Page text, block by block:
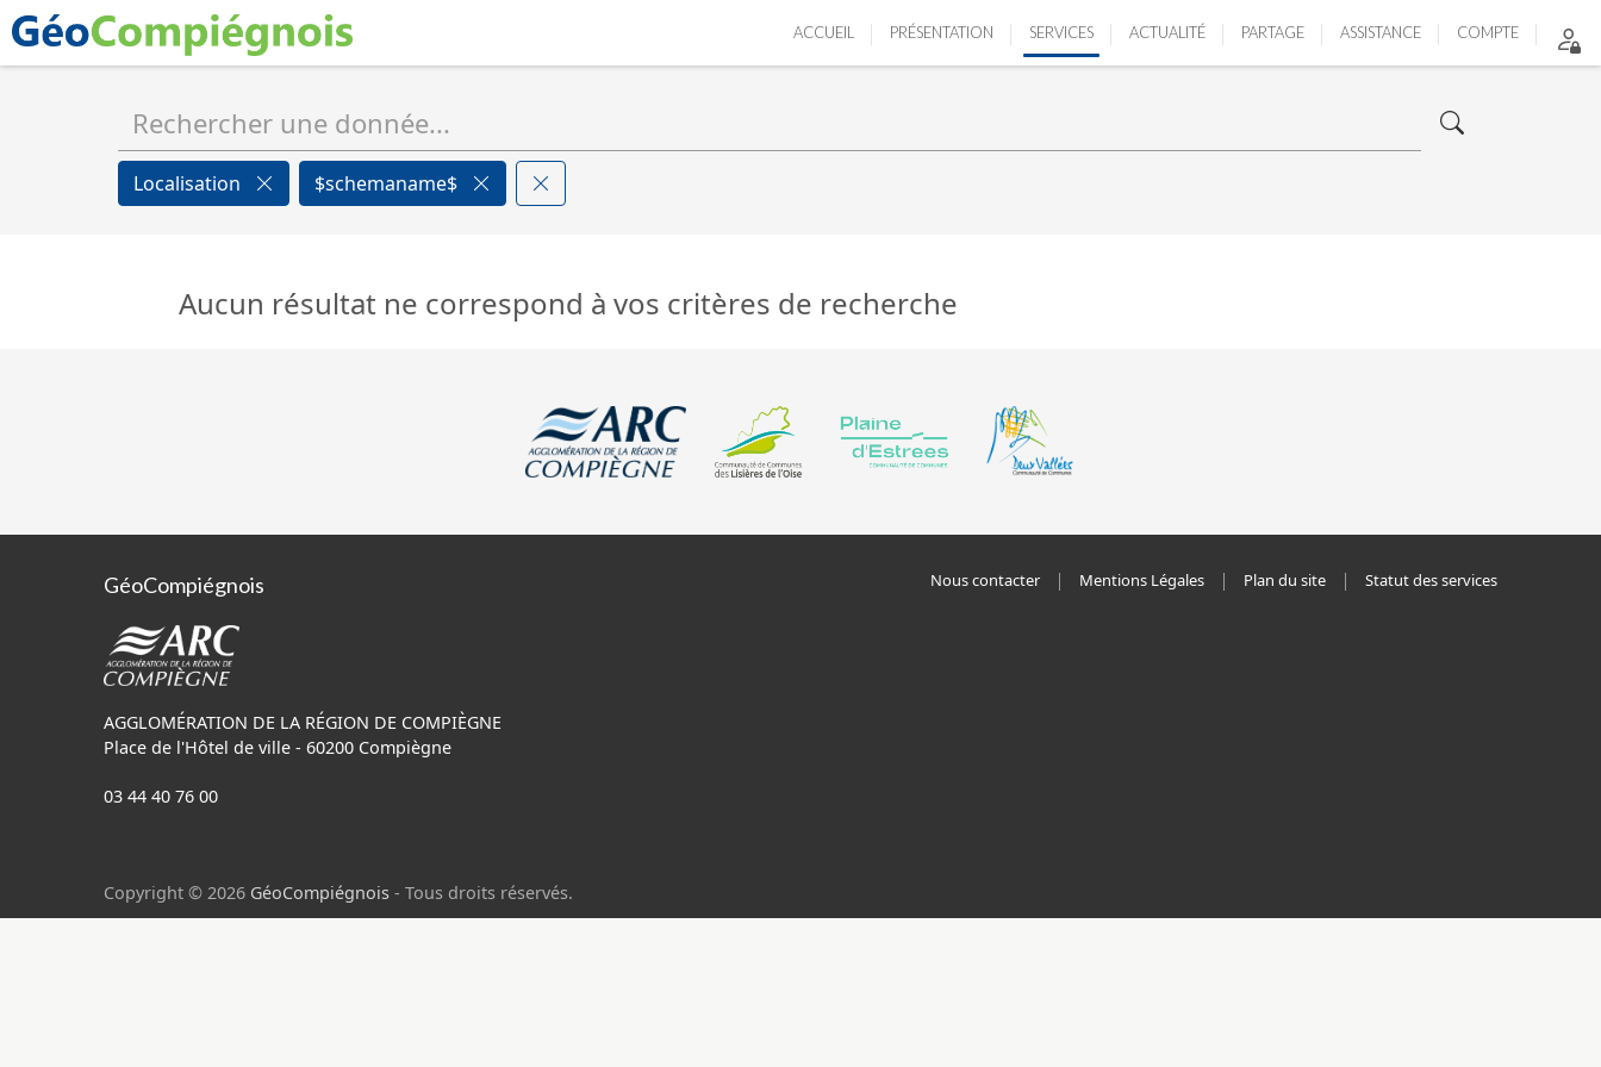
ACCUEIL PRÉSENTATION SERVICES ACTUALITÉ PARTAGE ASSISTANCE COMPTE
Localisation $schemaname$
Aucun résultat ne correspond à vos critères de recherche
GéoCompiégnois
AGGLOMÉRATION DE LA RÉGION DE COMPIÈGNE
Place de l'Hôtel de ville - 60200 Compiègne
03 44 40 76 00
Nous contacter Mentions Légales Plan du site Statut des services
Copyright © 2026 GéoCompiégnois - Tous droits réservés.